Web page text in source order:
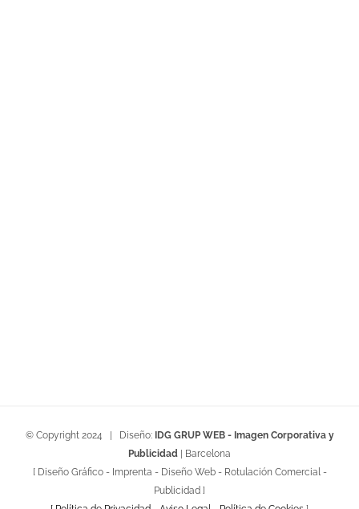
© Copyright 2024 | Diseño: IDG GRUP WEB - Imagen Corporativa y
Publicidad | Barcelona
[ Diseño Gráfico - Imprenta - Diseño Web - Rotulación Comercial -
Publicidad ]